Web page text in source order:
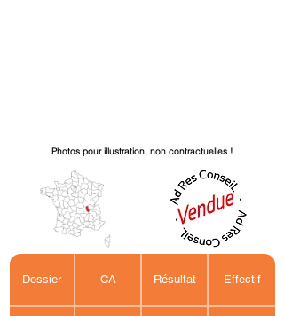
Photos pour illustration, non contractuelles !
Dossier CA Résultat Effectif